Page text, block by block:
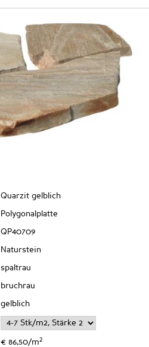
Quarzit gelblich
Polygonalplatte
QP40709
Naturstein
spaltrau
bruchrau
gelblich
€ 86,50/m2